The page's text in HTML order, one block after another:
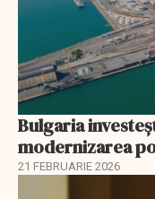
Bulgaria
modernizarea
21 FEBRUARIE 2026